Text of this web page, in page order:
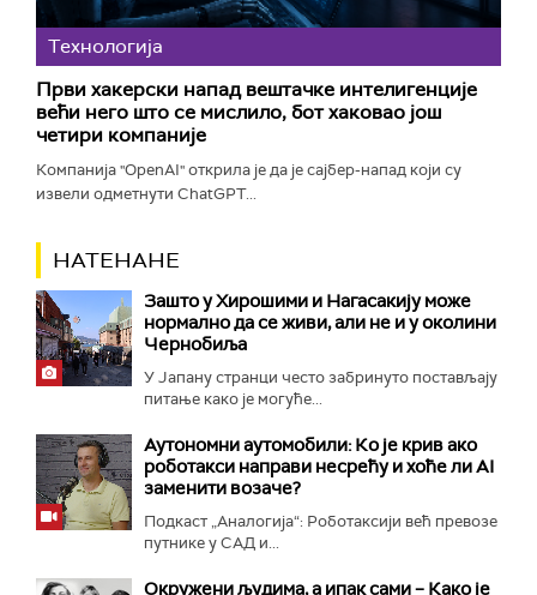
Технологијa
Први хакерски напад вештачке интелигенције
већи него што се мислило, бот хаковао још
четири компаније
Компанија "OpenAI" открила је да је сајбер-напад који су
извели одметнути ChatGPT...
НАТЕНАНЕ
Зашто у Хирошими и Нагасакију може
нормално да се живи, али не и у околини
Чернобиља
У Јапану странци често забринуто постављају
питање како је могуће...
Аутономни аутомобили: Ко је крив ако
роботакси направи несрећу и хоће ли AI
заменити возаче?
Подкаст „Аналогија“: Роботаксији већ превозе
путнике у САД и...
Окружени људима, а ипак сами – Како је